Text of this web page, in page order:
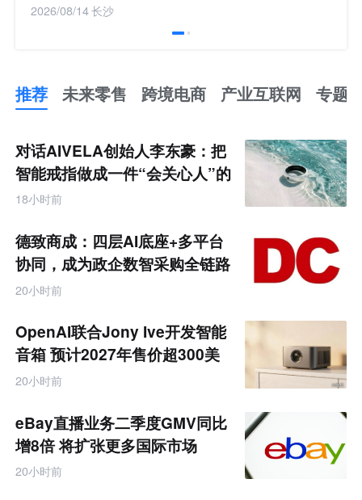
2026/08/14长沙
推荐 未来零售 跨境电商 产业互联网 专题
来
零
售
跨
境
商
产
业
互
联
网
对话AIVELA创始人李东豪：把
智能戒指做成一件“会关心人”的
饰品
18小时前
德致商成：四层AI底座+多平台
协同，成为政企数智采购全链路
服务商
20小时前
OpenAI联合Jony Ive开发智能
音箱 预计2027年售价超300美
元
20小时前
eBay直播业务二季度GMV同比
增8倍 将扩张更多国际市场
20小时前